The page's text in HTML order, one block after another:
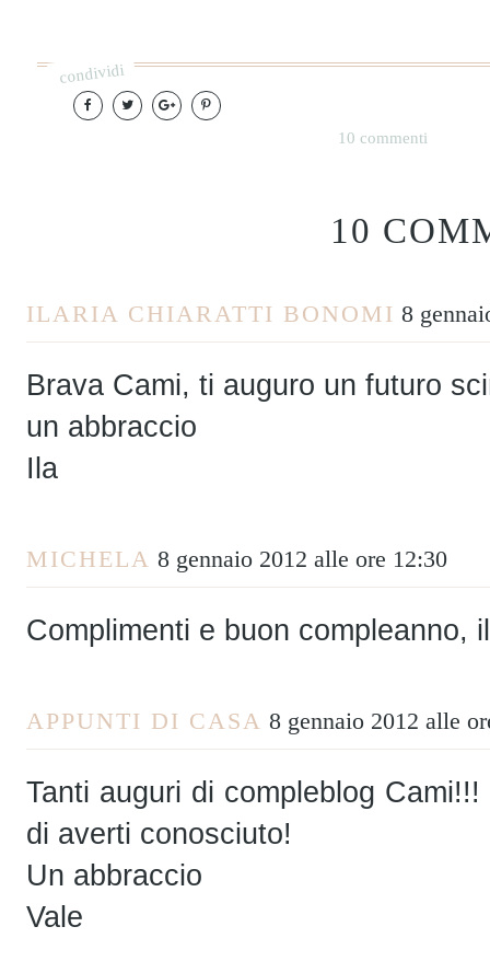
condividi
10 commenti
10
ILARIA CHIARATTI BONOMI 8
Brava Cami, ti auguro un futuro
un abbraccio
Ila
MICHELA 8 gennaio 2012 alle ore 12:30
Complimenti e buon compleanno,
APPUNTI DI CASA 8 gennaio 2012 alle
Tanti auguri di compleblog
di averti conosciuto!
Un abbraccio
Vale